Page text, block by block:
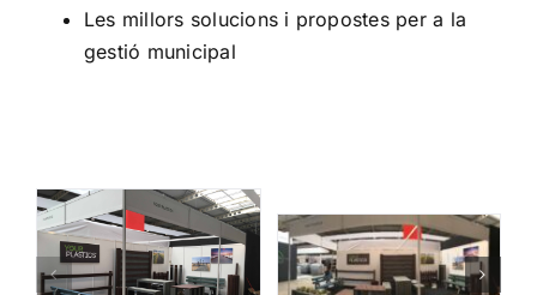
Les millors solucions i propostes per a la
gestió municipal